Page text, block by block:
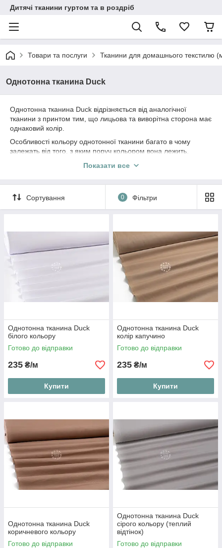
Дитячі тканини гуртом та в роздріб
Товари та послуги Тканини для домашнього текстилю
Однотонна тканина Duck
Однотонна тканина Duck відрізняється від аналогічної
тканини з принтом тим, що лицьова та виворітна сторона має
однаковий колір.
Особливості кольору однотонної тканини багато в чому
залежать від того, з яким поруч кольором вона лежить.
Назва кольору тканини в нашому магазині – суб'єктивна, вона
формується порівняно з іншими тканинами, які є у нашому
магазині.
Чим приваблива однотонна тканина Duck?
Тканина Duck однотонна, як і принтовані полотна має
тефлонове покриття. За рахунок цього, матеріал відштовхує
бруд, вологу, жири, тому не залишається плям. На поверхнях
без малюнка забруднення завжди помітніші, але це не
загрожує виробам з тканини Duck однотонної. У разі чого
завжди можна локально очистити матеріал, уникаючи
Показати все
Сортування 0 Фільтри
Однотонна тканина Duck
білого кольору
Готово до відправки
235 ₴/м
Купити
Однотонна тканина Duck
колір капучино
Готово до відправки
235 ₴/м
Купити
Однотонна тканина Duck
коричневого кольору
Готово до відправки
Однотонна тканина Duck
сірого кольору (теплий
відтінок)
Готово до відправки